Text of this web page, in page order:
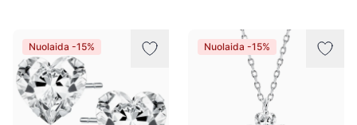
Nuolaida -15% Nuolaida -15%